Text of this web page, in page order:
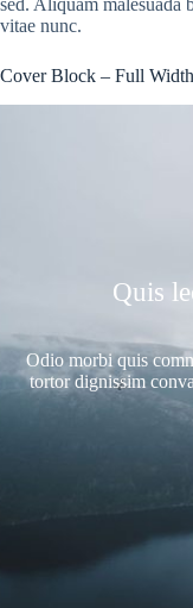
vitae nunc.
Cover Block – Full Width
Quis
Odio morbi quis
tortor dignissim